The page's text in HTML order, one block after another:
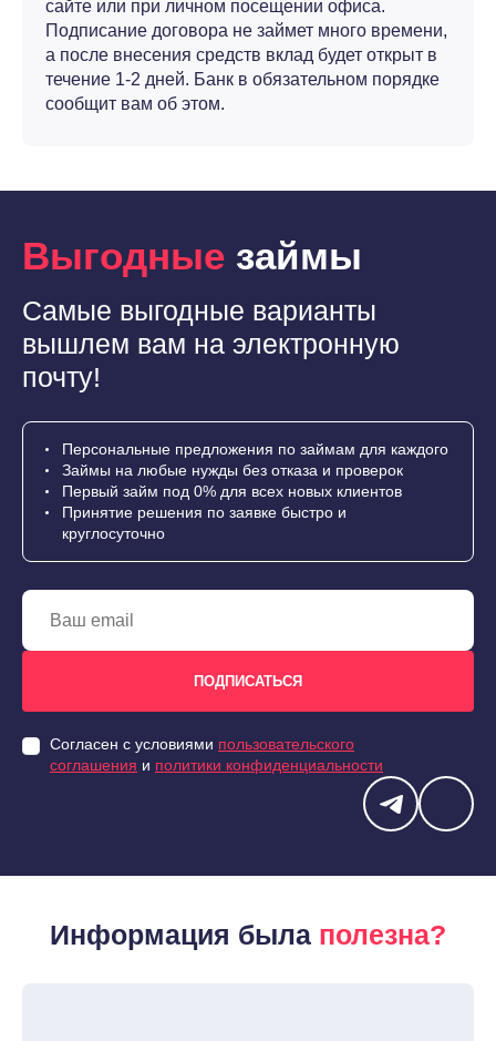
сайте или при личном посещении офиса.
Подписание договора не займет много времени,
а после внесения средств вклад будет открыт в
течение 1-2 дней. Банк в обязательном порядке
сообщит вам об этом.
Выгодные займы
Самые выгодные варианты
вышлем вам на электронную
почту!
Персональные предложения по займам для каждого
Займы на любые нужды без отказа и проверок
Первый займ под 0% для всех новых клиентов
Принятие решения по заявке быстро и
круглосуточно
Согласен с условиями пользовательского
соглашения и политики конфиденциальности
Информация была полезна?